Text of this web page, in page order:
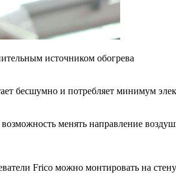
источником обогрева
бесшумно и потребляет минимум
менять направление
Frico можно монтировать на